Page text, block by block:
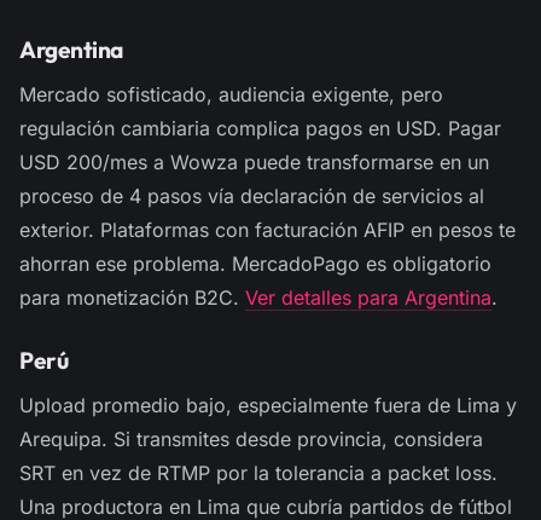
Argentina
Mercado sofisticado, audiencia exigente, pero
regulación cambiaria complica pagos en USD. Pagar
USD 200/mes a Wowza puede transformarse en un
proceso de 4 pasos vía declaración de servicios al
exterior. Plataformas con facturación AFIP en pesos te
ahorran ese problema. MercadoPago es obligatorio
para monetización B2C. Ver detalles para Argentina.
Perú
Upload promedio bajo, especialmente fuera de Lima y
Arequipa. Si transmites desde provincia, considera
SRT en vez de RTMP por la tolerancia a packet loss.
Una productora en Lima que cubría partidos de fútbol